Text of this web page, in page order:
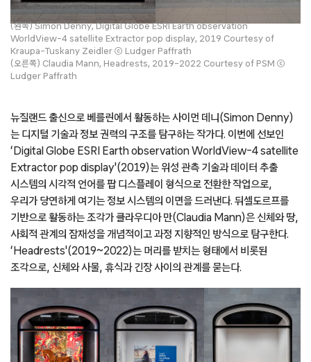
(왼쪽) Simon Denny, Digital Globe ESRI Earth observation
WorldView-4 satellite Extractor pop display, 2019 Courtesy of
Kraupa-Tuskany Zeidler ⓒ Ludger Paffrath
(오른쪽) Claudia Mann, Headrests, 2019–2022 Courtesy of PSM ⓒ
Ludger Paffrath
뉴질랜드 출신으로 베를린에서 활동하는 사이먼 데니(Simon Denny)
는 디지털 기술과 정보 권력의 구조를 탐구하는 작가다. 이번에 선보인
‘Digital Globe ESRI Earth observation WorldView-4 satellite
Extractor pop display'(2019)는 위성 관측 기술과 데이터 추출
시스템의 시각적 언어를 팝 디스플레이 형식으로 전환한 작업으로,
우리가 당연하게 여기는 정보 시스템의 이면을 드러낸다. 뒤셀도르프를
기반으로 활동하는 조각가 클라우디아 만(Claudia Mann)은 신체와 땅,
사회적 관계의 잠재성을 개념적이고 과정 지향적인 방식으로 탐구한다.
‘Headrests'(2019~2022)는 머리를 받치는 형태에서 비롯된
조각으로, 신체와 사물, 휴식과 긴장 사이의 관계를 묻는다.